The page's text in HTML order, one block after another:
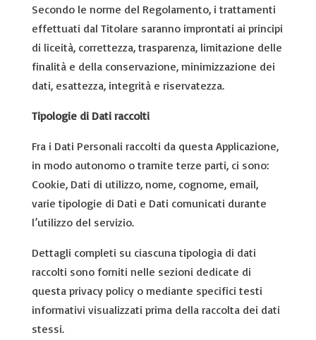
Secondo le norme del Regolamento, i trattamenti
effettuati dal Titolare saranno improntati ai principi
di liceità, correttezza, trasparenza, limitazione delle
finalità e della conservazione, minimizzazione dei
dati, esattezza, integrità e riservatezza.
Tipologie di Dati raccolti
Fra i Dati Personali raccolti da questa Applicazione,
in modo autonomo o tramite terze parti, ci sono:
Cookie, Dati di utilizzo, nome, cognome, email,
varie tipologie di Dati e Dati comunicati durante
l’utilizzo del servizio.
Dettagli completi su ciascuna tipologia di dati
raccolti sono forniti nelle sezioni dedicate di
questa privacy policy o mediante specifici testi
informativi visualizzati prima della raccolta dei dati
stessi.